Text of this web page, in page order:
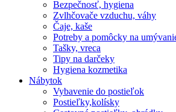
Bezpečnosť, hygiena
Zvlhčovače vzduchu, váhy
Čaje, kaše
Potreby a pomôcky na
Tašky, vreca
Tipy na darčeky
Hygiena kozmetika
Nábytok
Vybavenie do postieľok
Postieľky,kolísky